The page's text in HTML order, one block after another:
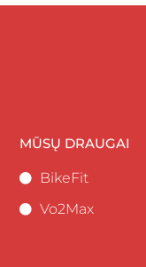
MŪSŲ DRAUGAI
BikeFit
Vo2Max